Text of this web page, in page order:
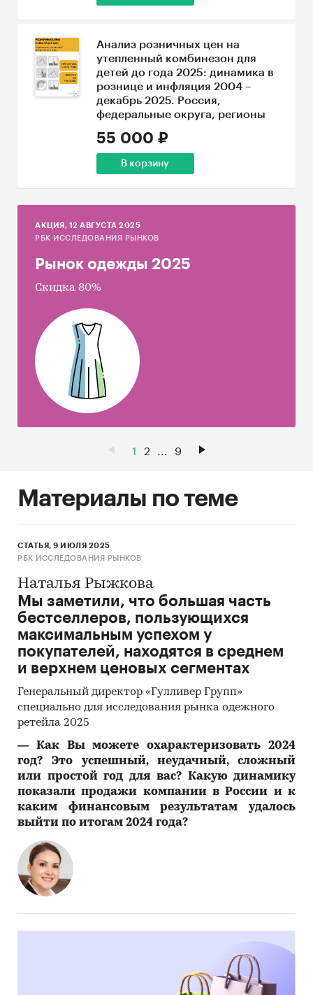
Анализ розничных цен на
утепленный комбинезон для
детей до года 2025: динамика в
рознице и инфляция 2004 –
декабрь 2025. Россия,
федеральные округа, регионы
55 000 ₽
В корзину
AКЦИЯ, 12 АВГУСТА 2025
РБК ИССЛЕДОВАНИЯ РЫНКОВ
Рынок одежды 2025
Скидка 80%
1 2 ... 9
Материалы по теме
СТАТЬЯ, 9 ИЮЛЯ 2025
РБК ИССЛЕДОВАНИЯ РЫНКОВ
Наталья Рыжкова
Мы заметили, что большая часть
бестселлеров, пользующихся
максимальным успехом у
покупателей, находятся в среднем
и верхнем ценовых сегментах
Генеральный директор «Гулливер Групп»
специально для исследования рынка одежного
ретейла 2025
―
Как Вы можете охарактеризовать 2024
год? Это успешный, неудачный, сложный
или простой год для вас? Какую динамику
показали продажи компании в России и к
каким финансовым результатам удалось
выйти по итогам 2024 года?